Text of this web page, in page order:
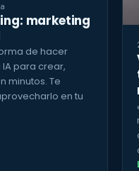
marketing
de hacer
para crear,
minutos. Te
en tu